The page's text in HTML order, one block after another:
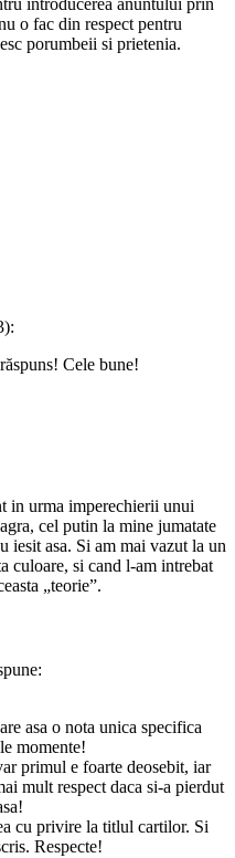
introducerea anuntului prin
o fac din respect pentru
porumbeii si prietenia.
Cele bune!
in urma imperechierii unui
cel putin la mine jumatate
iesit asa. Si am mai vazut la un
culoare, si cand l-am intrebat
„teorie”.
asa o nota unica specifica
momente!
primul e foarte deosebit, iar
mult respect daca si-a pierdut
cu privire la titlul cartilor. Si
Respecte!